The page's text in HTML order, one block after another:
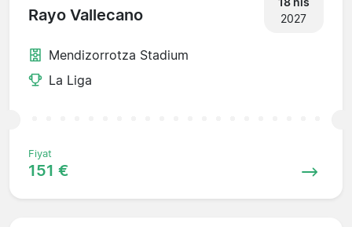
Rayo Vallecano
2027
Mendizorrotza Stadium
La Liga
Fiyat
151 €